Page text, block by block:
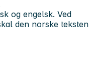
og engelsk. Ved
den norske teksten